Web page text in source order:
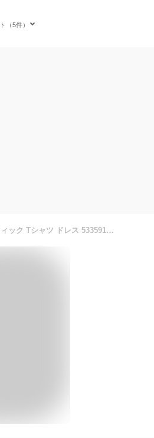
（5件）
[プーマ] 半袖 ロング丈 DOWNTOWN グラフィック Tシャツ ドレス 533591 レディース 22年春夏カラー プーマ ブラック (01) M